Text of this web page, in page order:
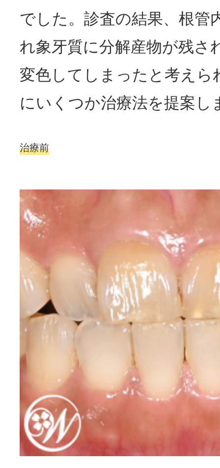
でした。診査の結果、根管
れ象牙質に分解産物が残さ
変色してしまったと考えら
にいくつか治療法を提案し
治療前